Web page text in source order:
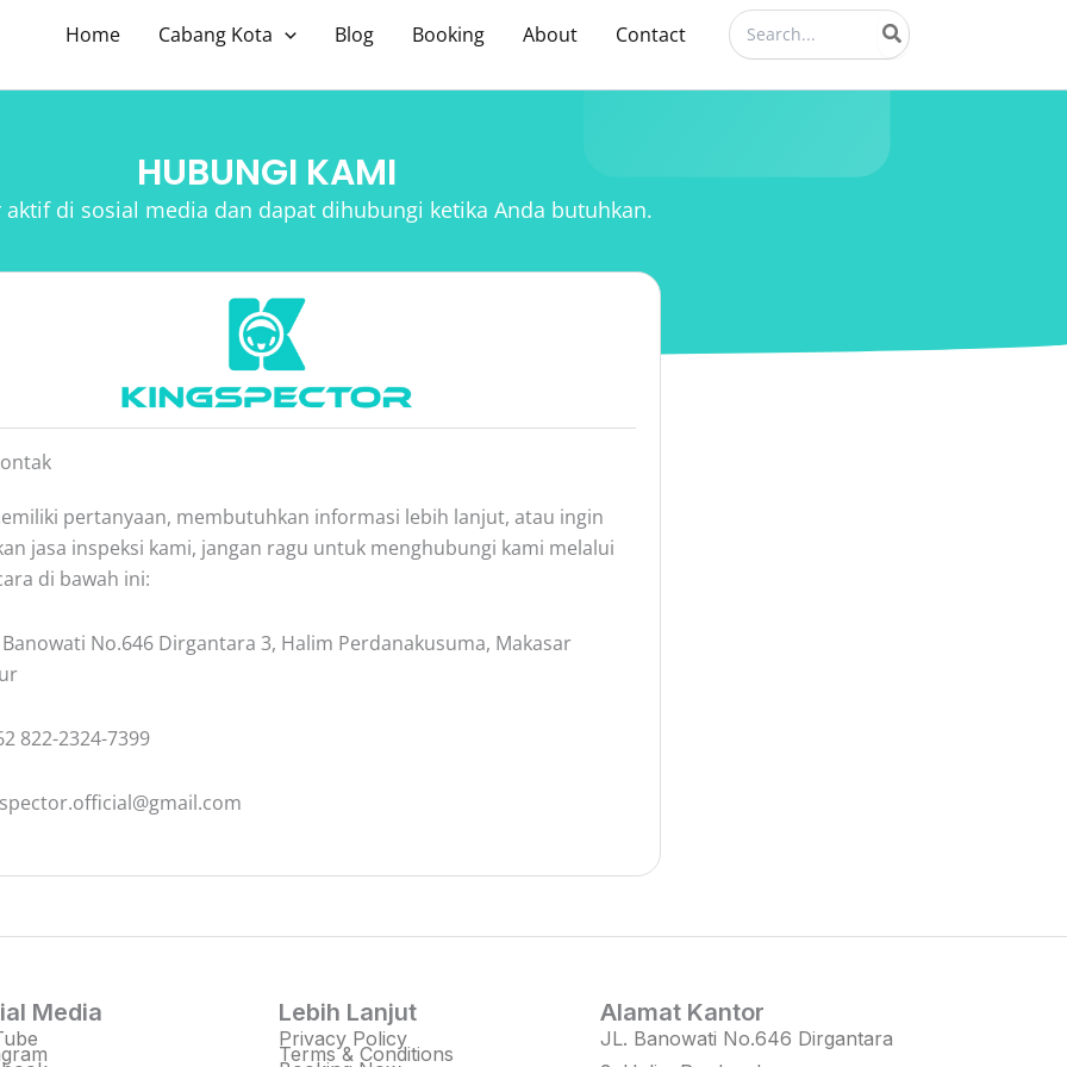
Home Cabang Kota Blog Booking About Contact
Search
for:
HUBUNGI KAMI
aktif di sosial media dan dapat dihubungi ketika Anda butuhkan.
pertanyaan, membutuhkan informasi lebih lanjut, atau ingin
jasa inspeksi kami, jangan ragu untuk menghubungi kami melalui
di bawah ini:
Banowati No.646 Dirgantara 3, Halim Perdanakusuma, Makasar
822-2324-7399
Media Lebih Lanjut
Privacy Policy
Terms & Conditions
Alamat Kantor
JL. Banowati No.646 Dirgantara